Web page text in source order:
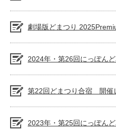
劇場版どまつり
2024年・第26回にっぽんど
第22回どまつり合宿 開催
2023年・第25回にっぽんど